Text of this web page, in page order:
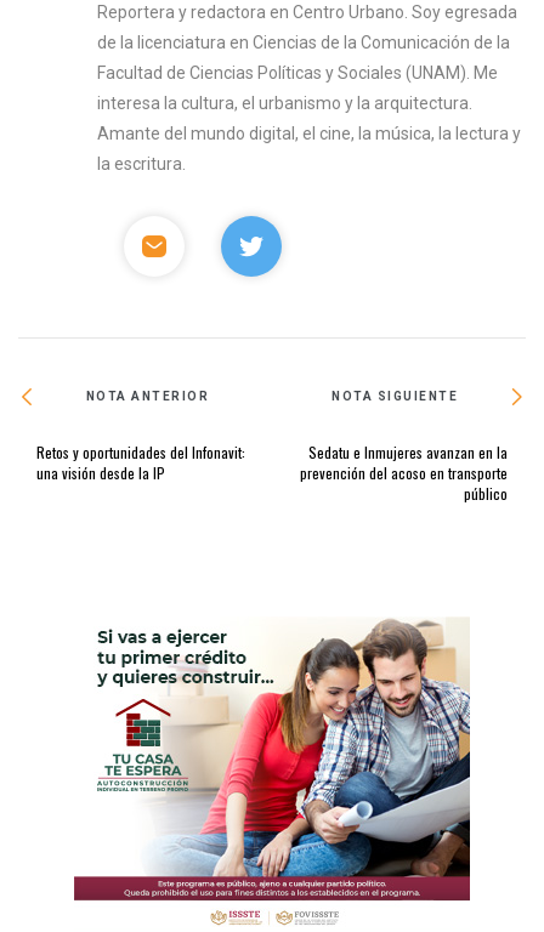
Reportera y redactora en Centro Urbano. Soy egresada
de la licenciatura en Ciencias de la Comunicación de la
Facultad de Ciencias Políticas y Sociales (UNAM). Me
interesa la cultura, el urbanismo y la arquitectura.
Amante del mundo digital, el cine, la música, la lectura y
la escritura.
NOTA ANTERIOR
Retos y oportunidades del Infonavit:
una visión desde la IP
NOTA SIGUIENTE
Sedatu e Inmujeres avanzan en la
prevención del acoso en transporte
público